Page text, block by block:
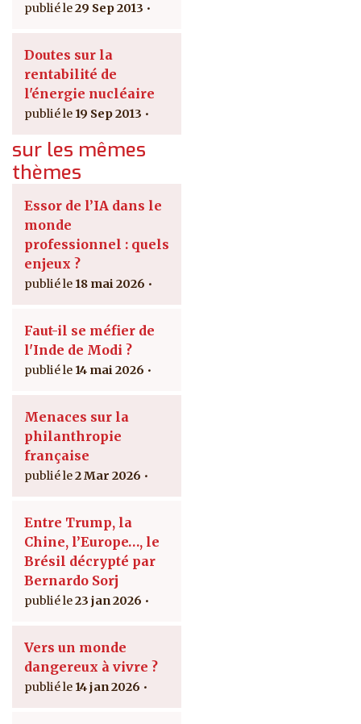
29 Sep 2013
Doutes sur la
rentabilité de
l'énergie nucléaire
19 Sep 2013
sur les mêmes
thèmes
Essor de l’IA dans le
monde
professionnel : quels
enjeux ?
18 mai 2026
Faut-il se méfier de
l'Inde de Modi ?
14 mai 2026
Menaces sur la
philanthropie
française
2 Mar 2026
Entre Trump, la
Chine, l’Europe…, le
Brésil décrypté par
Bernardo Sorj
23 jan 2026
Vers un monde
dangereux à vivre ?
14 jan 2026